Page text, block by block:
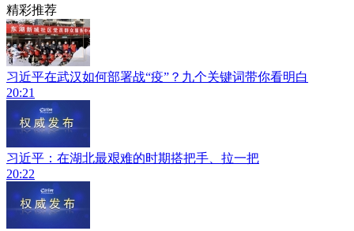
精彩推荐
习近平在武汉如何部署战“疫”？九个关键词带你看明白
20:21
习近平：在湖北最艰难的时期搭把手、拉一把
20:22